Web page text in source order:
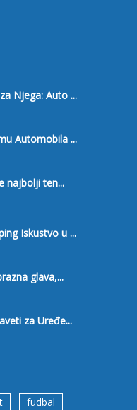
Njega: Auto ...
Automobila ...
najbolji ten...
Iskustvo u ...
glava,...
za Uređe...
fudbal